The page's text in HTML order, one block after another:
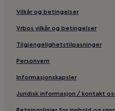
Vilkår og betingelser
Vrbos vilkår og betingelser
Tilgjengelighetstilpasninger
Personvern
Informasjonskapsler
Juridisk informasjon / kontakt